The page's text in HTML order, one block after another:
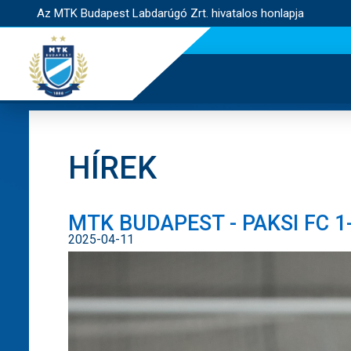
Az MTK Budapest Labdarúgó Zrt. hivatalos honlapja
HÍREK
MTK BUDAPEST - PAKSI FC
2025-04-11